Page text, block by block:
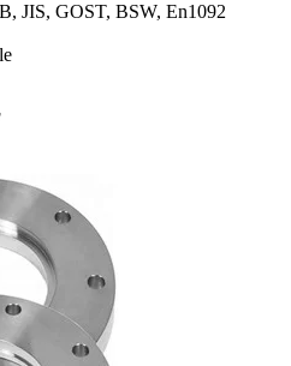
JIS, GOST, BSW, En1092